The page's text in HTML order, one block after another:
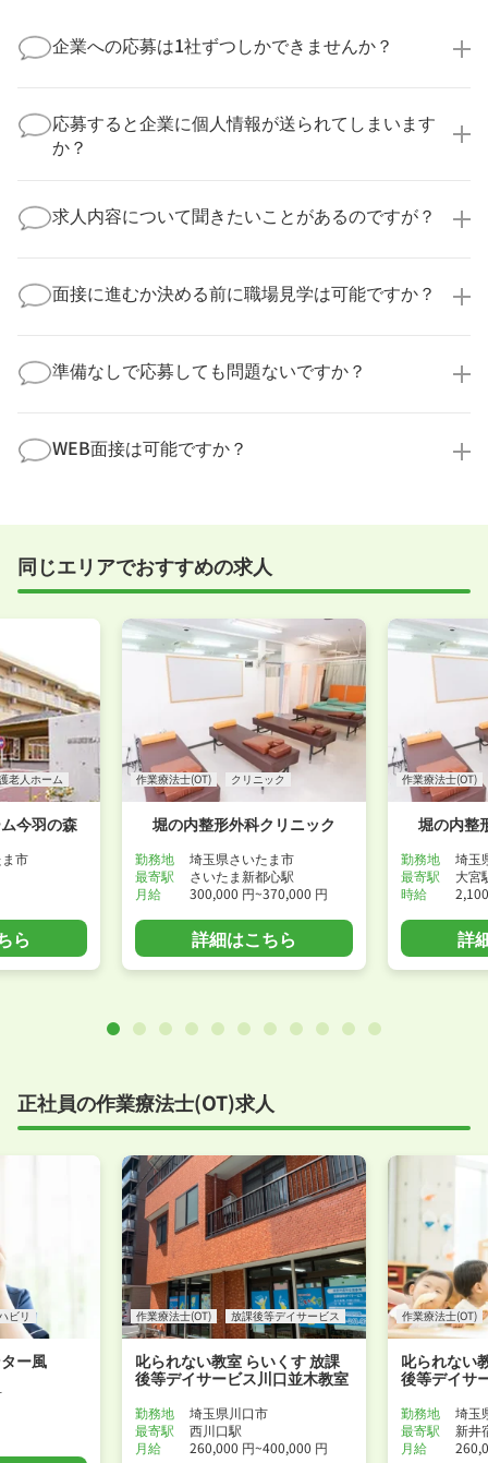
企業への応募は1社ずつしかできませんか？
実際に医療キャリアナビを利用して転職に成功した方
の多くは、複数応募して自分に合った職場を選ばれて
います。
応募すると企業に個人情報が送られてしまいます
か？
業様に個人情報が送られることはありません！
より詳細な求人情報をご確認いただいた上で、転職希
求人内容について聞きたいことがあるのですが？
してお答えいたします。
勤務体制や職場の雰囲気、研修制度など、どんな小さ
す！
面接に進むか決める前に職場見学は可能ですか？
積極的に受け入れています。実際の職場環境や働く人
の様子を見ることで、より安心してご判断いただけま
ださい！
準備なしで応募しても問題ないですか？
まで、一からサポートいたします。「転職を考え始め
たばかり」「何から始めればいいか分からない」とい
WEB面接は可能ですか？
すめしていますが、企業様によってはWEB面接を導入
事前に確認することは可能ですので、お気軽にお申し
付けください！
同じエリアでおすすめの求人
老人ホーム
今羽の森
市
ら
作業療法士(OT) クリニック
堀の内整形外科クリニック
勤務地
埼玉県さいたま市
最寄駅
さいたま新都心駅
月給
300,000 円~370,000 円
詳細はこちら
作業療法士(OT)
堀の内整
勤務地
埼玉
最寄駅
大宮
時給
詳
正社員の作業療法士(OT)求人
ビリ
ー風
作業療法士(OT) 放課後等デイサービス
叱られない教室 らいくす 放課
後等デイサービス川口並木教室
勤務地
埼玉県川口市
最寄駅
西川口駅
月給
260,000 円~400,000 円
作業療法士(OT)
叱られない
後等デイサ
勤務地
埼玉
最寄駅
新井
月給